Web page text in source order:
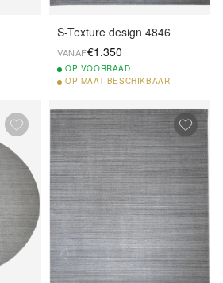
S-Texture design 4846
VANAF€1.350
OP VOORRAAD
OP MAAT BESCHIKBAAR